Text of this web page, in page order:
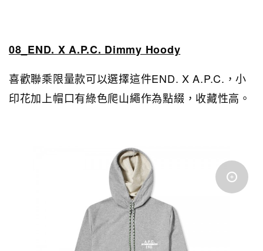
08_END. X A.P.C. Dimmy Hoody
喜歡聯乘限量款可以選擇這件END. X A.P.C.，小
印花加上帽口有綠色爬山繩作為點綴，收藏性高。